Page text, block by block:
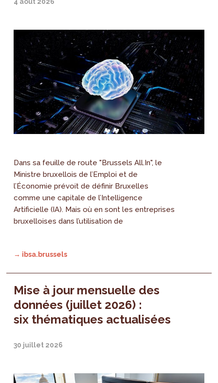
Dans sa feuille de route "Brussels All.In", le
Ministre bruxellois de l’Emploi et de
l’Économie prévoit de définir Bruxelles
comme une capitale de l’Intelligence
Artificielle (IA). Mais où en sont les entreprises
bruxelloises dans l’utilisation de
→ ibsa.brussels
Mise à jour mensuelle des
données (juillet 2026) :
six thématiques actualisées
30 juillet 2026